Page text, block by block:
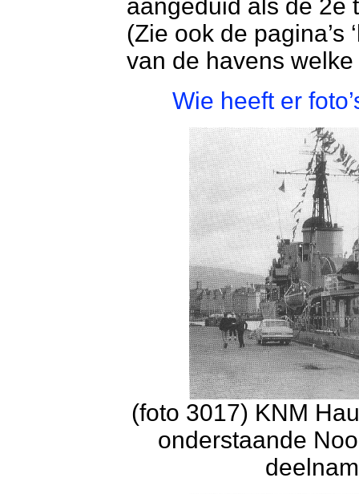
aangeduid als de 2e
(Zie ook de pagina’s
van de havens
Wie heeft er
(foto 3017) KNM
onderstaande